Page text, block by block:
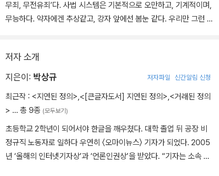
선변호인은 허위 자백을 유도하거나 강요했다. 그리고 법원은 사건
기록을 제대로 검증하지 않고 유죄를 선고했다. ‘왜 당신들은 허위 자
이 우선이다. 적법한 절차에 따라 수사하고, 신중하고 겸손하게 재판
을 해야 하는 것은 인권 보호 때문만이 아니라, 그래야만 실체적 진실
에 접근할 수 있기 때문이다.
미’다.
사’를 만나 큰 사고를 쳤다.
상적 결합을 보여 준다. 두 사람이 ‘삼례 3인조 사건’, ‘익산 택시 기사
살인 사건’의 재심과 무죄를 이끌어 내는 과정은 영화처럼 극적이고
감동적이다. 죽은 정의는 이렇게 살아날 수도 있구나!
기자는 ‘기레기’라 불리고, 법률가는 부자만을 위해 일한다고 여겨지
는 시대. 두 사람의 활동은 작은 희망의 증거다. 두 ‘또라이’가 계속 사
고를 칠 수 있도록, 많은 독자들이 『지연된 정의』를 응원해 주면 좋겠
무죄, 무전유죄’다. 사법 시스템은 기본적으로 오만하고, 기계적이며,
무능하다. 약자에겐 추상같고, 강자 앞에선 봄눈 같다. 우리만 그런 게
결함을 바로잡는 역할을 하고 있다. 1992년부터 잘못된 수사와 판결
에 희생된 3백여 명의 누명을 벗겼고, 2백 명 가까운 진범을 밝혀냈다
구상해 봤지만 실행에 옮기진 못했다.
그러던 중 삼례 3인조 사건을 접했다. 확정판결이 난 형사사건에서
재심을 이끌고, 무죄까지 받는 건 하늘에서 별 따기보다 어렵다고 한
다. 누가 이런 일을 했을까? 이후 박상규와 박준영 콤비를 유심히 살
폈다. 삼례 3인조에 이어 익산 택시 기사 살인 사건과 무기수 김신혜
저자 소개
지은이: 박상규 저자파일 신간알림 신청
최근작 : <지연된 정의>,<[큰글자도서] 지연된 정의>,<거래된 정의
> … 총 9종 (모두보기)
초등학교 2학년이 되어서야 한글을 깨우쳤다. 대학 졸업 뒤 공장 비
정규직 노동자로 일하다 우연히 〈오마이뉴스〉 기자가 되었다. 2005
년 ‘올해의 인터넷기자상’과 ‘언론인권상’을 받았다. “기자는 소속 매